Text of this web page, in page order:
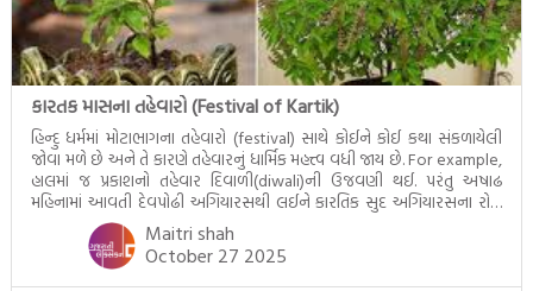
કારતક માસના તહેવારો (Festival of Kartik)
હિન્દુ ધર્મમાં મોટાભાગના તહેવારો (festival) સાથે કોઈને કોઈ કથા સંકળાયેલી
જોવા મળે છે અને તે કારણે તહેવારનું ધાર્મિક મહત્ત્વ વધી જાય છે. For example,
હાલમાં જ પ્રકાશનો તહેવાર દિવાળી(diwali)ની ઉજવણી થઈ. પરંતુ અષાઢ
મહિનામાં આવતી દેવપોઢી અગિયારસથી લઈને કારતિક સુદ અગિયારસના રોજ
આવતી દેવ ઊઠી અગિયારસ વચ્ચે મોટેભાગે યજ્ઞોપવીત સંસ્કાર, લગ્ન,
દીક્ષાગ્રહણ, યજ્ઞ, ગૃહપ્રવેશ જેવા […]
Maitri shah
October 27 2025